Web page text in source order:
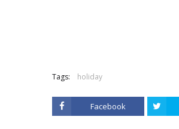
Tags: holiday
Facebook